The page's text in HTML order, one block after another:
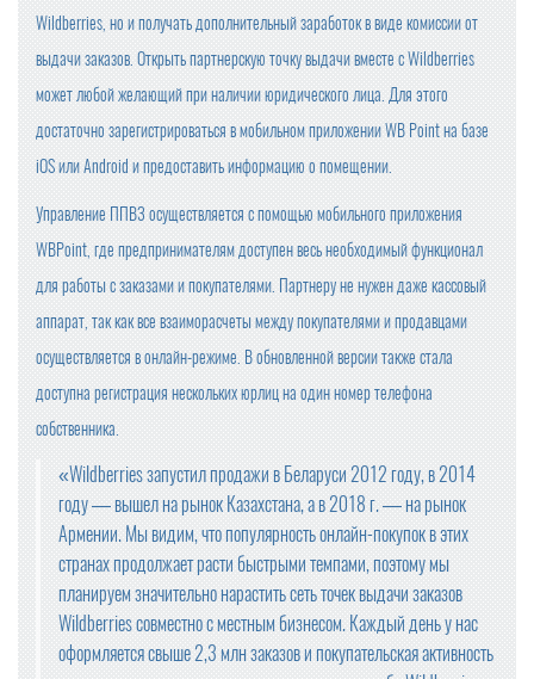
Wildberries, но и получать дополнительный заработок в виде комиссии от
выдачи заказов. Открыть партнерскую точку выдачи вместе с Wildberries
может любой желающий при наличии юридического лица. Для этого
достаточно зарегистрироваться в мобильном приложении WB Point на базе
iOS или Android и предоставить информацию о помещении.
Управление ППВЗ осуществляется с помощью мобильного приложения
WBPoint, где предпринимателям доступен весь необходимый функционал
для работы с заказами и покупателями. Партнеру не нужен даже кассовый
аппарат, так как все взаиморасчеты между покупателями и продавцами
осуществляется в онлайн-режиме. В обновленной версии также стала
доступна регистрация нескольких юрлиц на один номер телефона
собственника.
«Wildberries запустил продажи в Беларуси 2012 году, в 2014
году — вышел на рынок Казахстана, а в 2018 г. — на рынок
Армении. Мы видим, что популярность онлайн-покупок в этих
странах продолжает расти быстрыми темпами, поэтому мы
планируем значительно нарастить сеть точек выдачи заказов
Wildberries совместно с местным бизнесом. Каждый день у нас
оформляется свыше 2,3 млн заказов и покупательская активность